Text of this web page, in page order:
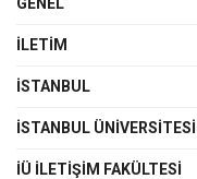
İLETIM
İSTANBUL
İSTANBUL ÜNIVERSITESI
İÜ İLETIŞIM FAKÜLTESI